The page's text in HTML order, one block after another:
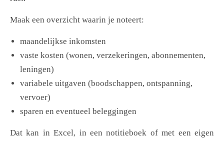
Maak een overzicht waarin je noteert:
maandelijkse inkomsten
vaste kosten (wonen, verzekeringen, abonnementen,
leningen)
variabele uitgaven (boodschappen, ontspanning,
vervoer)
sparen en eventueel beleggingen
Dat kan in Excel, in een notitieboek of met een eigen